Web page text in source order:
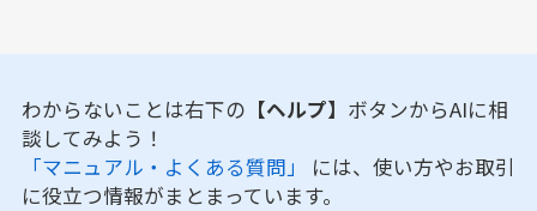
わからないことは右下の 【ヘルプ】 ボタンからAIに相
談してみよう！
「マニュアル・よくある質問」 には、使い方やお取引
に役立つ情報がまとまっています。